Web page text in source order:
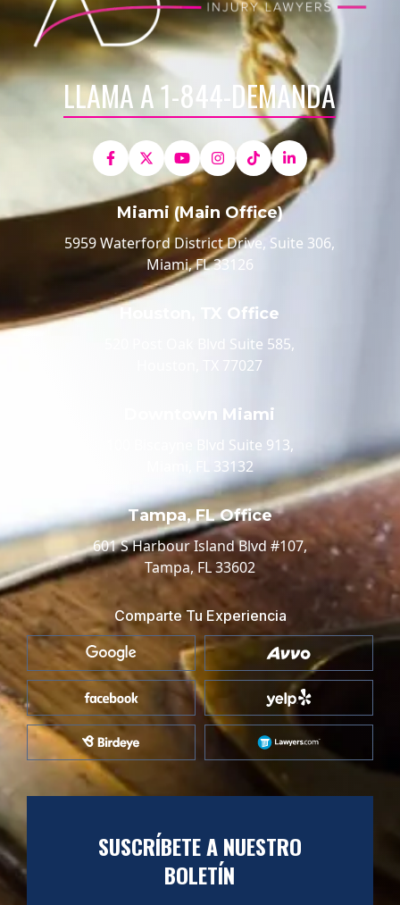
LLAMA A 1-844-DEMANDA
Miami (Main Office)
5959 Waterford District Drive, Suite 306,
Miami, FL 33126
Houston, TX Office
520 Post Oak Blvd Suite 585,
Houston, TX 77027
Downtown Miami
100 Biscayne Blvd Suite 913,
Miami, FL 33132
Tampa, FL Office
601 S Harbour Island Blvd #107,
Tampa, FL 33602
Comparte Tu Experiencia
SUSCRÍBETE A NUESTRO
BOLETÍN